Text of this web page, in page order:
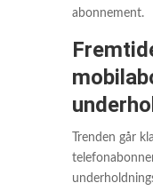
abonnement.
Trenden går